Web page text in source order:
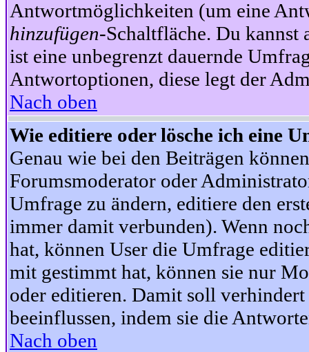
Antwortmöglichkeiten (um eine
hinzufügen-Schaltfläche. Du
ist eine unbegrenzt dauernde
Antwortoptionen, diese legt der
Nach oben
Wie editiere oder lösche ich eine
Genau wie bei den Beiträgen
Forumsmoderator oder
Umfrage zu ändern, editiere den
immer damit verbunden). Wenn
hat, können User die Umfrage
mit gestimmt hat, können sie nur
oder editieren. Damit soll
beeinflussen, indem sie die
Nach oben